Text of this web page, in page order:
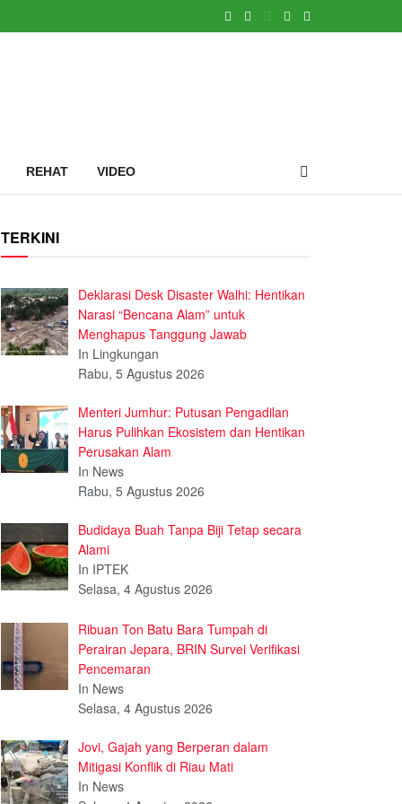
REHAT VIDEO
TERKINI
Deklarasi Desk Disaster Walhi: Hentikan
Narasi “Bencana Alam” untuk
Menghapus Tanggung Jawab
In Lingkungan
Rabu, 5 Agustus 2026
Menteri Jumhur: Putusan Pengadilan
Harus Pulihkan Ekosistem dan Hentikan
Perusakan Alam
In News
Rabu, 5 Agustus 2026
Budidaya Buah Tanpa Biji Tetap secara
Alami
In IPTEK
Selasa, 4 Agustus 2026
Ribuan Ton Batu Bara Tumpah di
Perairan Jepara, BRIN Survei Verifikasi
Pencemaran
In News
Selasa, 4 Agustus 2026
Jovi, Gajah yang Berperan dalam
Mitigasi Konflik di Riau Mati
In News